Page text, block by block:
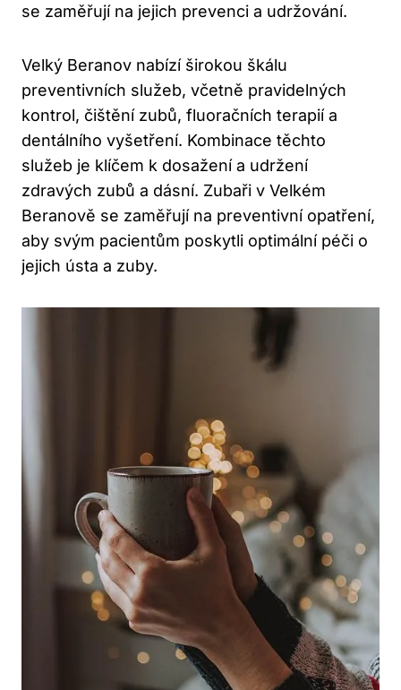
se zaměřují na jejich prevenci a udržování.
Velký Beranov nabízí širokou škálu
preventivních služeb, včetně pravidelných
kontrol, čištění zubů, fluoračních terapií a
dentálního vyšetření. Kombinace těchto
služeb je klíčem k dosažení a udržení
zdravých zubů a dásní. Zubaři v Velkém
Beranově se zaměřují na preventivní opatření,
aby svým pacientům poskytli optimální péči o
jejich ústa a zuby.